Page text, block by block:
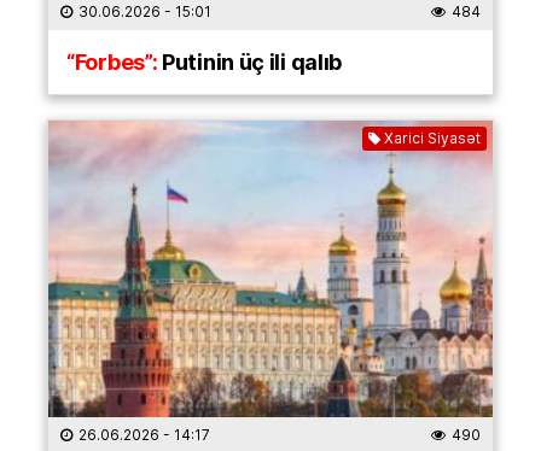
30.06.2026 - 15:01 484
“Forbes”:Putinin üç ili qalıb
Xarici Siyasət
26.06.2026 - 14:17 490